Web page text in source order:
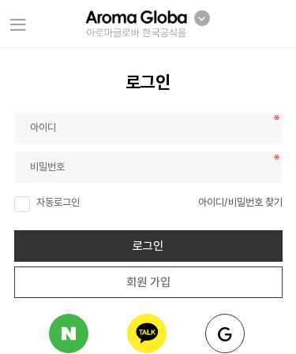
로그인
자동로그인 아이디/비밀번호 찾기
로그인
회원 가입